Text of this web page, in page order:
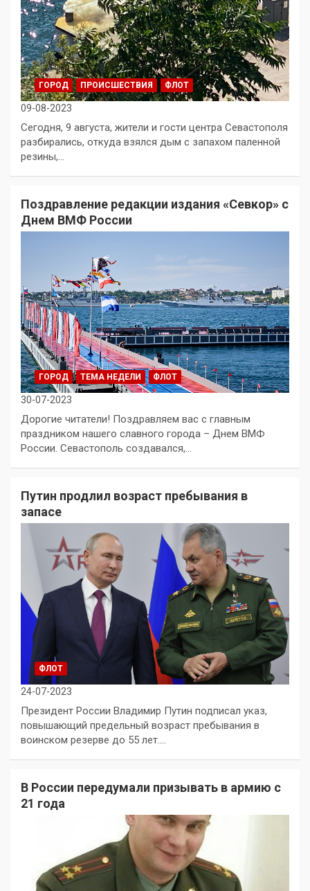
ГОРОД ПРОИСШЕСТВИЯ ФЛОТ
09-08-2023
Сегодня, 9 августа, жители и гости центра Севастополя
разбирались, откуда взялся дым с запахом паленной
резины,…
Поздравление редакции издания «Севкор» с
Днем ВМФ России
ГОРОД ТЕМА НЕДЕЛИ ФЛОТ
30-07-2023
Дорогие читатели! Поздравляем вас с главным
праздником нашего славного города – Днем ВМФ
России. Севастополь создавался,…
Путин продлил возраст пребывания в
запасе
ФЛОТ
24-07-2023
Президент России Владимир Путин подписал указ,
повышающий предельный возраст пребывания в
воинском резерве до 55 лет.…
В России передумали призывать в армию с
21 года